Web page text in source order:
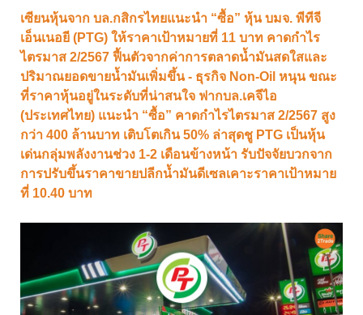
เซียนหุ้นจาก บล.กสิกรไทยแนะนำ “ซื้อ” หุ้น บมจ. พีทีจี
เอ็นเนอยี (PTG) ให้ราคาเป้าหมายที่ 11 บาท คาดกำไร
ไตรมาส 2/2567 ฟื้นตัวจากค่าการตลาดน้ำมันสดใสและ
ปริมาณยอดขายน้ำมันเพิ่มขึ้น - ธุรกิจ Non-Oil หนุน ขณะ
ที่ราคาหุ้นอยู่ในระดับที่น่าสนใจ ฟากบล.เคจีไอ
(ประเทศไทย) แนะนำ “ซื้อ” คาดกำไรไตรมาส 2/2567 สูง
กว่า 400 ล้านบาท เติบโตเกิน 50% ล่าสุดชู PTG เป็นหุ้น
เด่นกลุ่มพลังงานช่วง 1-2 เดือนข้างหน้า รับปัจจัยบวกจาก
การปรับขึ้นราคาขายปลีกน้ำมันดีเซลเคาะราคาเป้าหมาย
ที่ 10.40 บาท